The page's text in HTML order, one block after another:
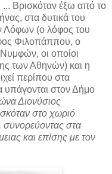
... Βρισκόταν έξω από το
στα δυτικά του
Λόφων (ο λόφος του
Φιλοπάππου, ο
οι οποίοι
των Αθηνών) και η
περίπου στα
στον Δήμο
Διονύσιος
στο χωριό
συνορεύοντας στα
και επίσης με τον